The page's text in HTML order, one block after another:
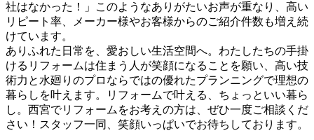
社はなかった！」このようなありがたいお声が重なり、高い
リピート率、メーカー様やお客様からのご紹介件数も増え続
けています。
ありふれた日常を、愛おしい生活空間へ。わたしたちの手掛
けるリフォームは住まう人が笑顔になることを願い、高い技
術力と水廻りのプロならではの優れたプランニングで理想の
暮らしを叶えます。リフォームで叶える、ちょっといい暮ら
し。西宮でリフォームをお考えの方は、ぜひ一度ご相談くだ
さい！スタッフ一同、笑顔いっぱいでお待ちしております。